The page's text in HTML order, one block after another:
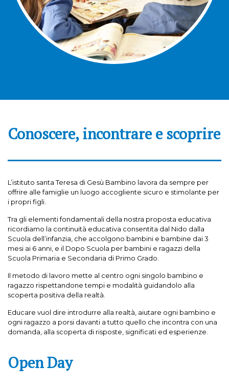
Conoscere, incontrare e scoprire
L’istituto santa Teresa di Gesù Bambino lavora da sempre per
offrire alle famiglie un luogo accogliente sicuro e stimolante per
i propri figli.
Tra gli elementi fondamentali della nostra proposta educativa
ricordiamo la continuità educativa consentita dal Nido dalla
Scuola dell’infanzia, che accolgono bambini e bambine dai 3
mesi ai 6 anni, e il Dopo Scuola per bambini e ragazzi della
Scuola Primaria e Secondaria di Primo Grado.
Il metodo di lavoro mette al centro ogni singolo bambino e
ragazzo rispettandone tempi e modalità guidandolo alla
scoperta positiva della realtà.
Educare vuol dire introdurre alla realtà, aiutare ogni bambino e
ogni ragazzo a porsi davanti a tutto quello che incontra con una
domanda, alla scoperta di risposte, significati ed esperienze.
Open Day